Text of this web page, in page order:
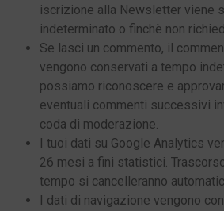
iscrizione alla Newsletter viene
indeterminato o finchè non
Se lasci un commento, il
vengono conservati a tempo
possiamo riconoscere e
eventuali commenti successivi
coda di moderazione.
I tuoi dati su Google Analytics
26 mesi a fini statistici.
tempo si cancelleranno
I dati di navigazione vengono